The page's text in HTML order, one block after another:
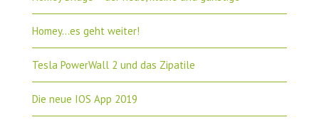
Homey…es geht weiter!
Tesla PowerWall 2 und das Zipatile
Die neue IOS App 2019